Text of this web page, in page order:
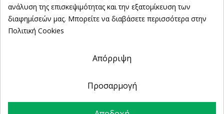
ανάλυση της επισκεψιμότητας και την εξατομίκευση των
διαφημίσεών μας. Μπορείτε να διαβάσετε περισσότερα στην
Πολιτική Cookies
Απόρριψη
Προσαρμογή